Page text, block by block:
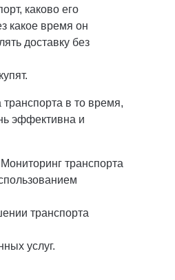
каково его
какое время он
доставку без
в то время,
эффективна и
транспорта
транспорта
услуг.